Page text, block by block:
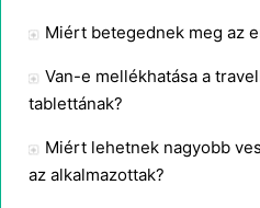
Miért betegednek meg az
Van-e mellékhatása a
tablettának?
Miért lehetnek nagyobb
az alkalmazottak?